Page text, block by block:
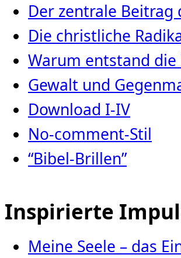
Der zentrale Beitrag
Die christliche
Warum entstand die
Gewalt und
Download I-IV
No-comment-Stil
“Bibel-Brillen”
Inspirierte
Meine Seele – das